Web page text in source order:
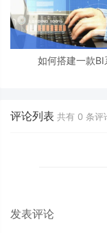
如何搭建一款BI
评论列表 共有 0 条评
发表评论